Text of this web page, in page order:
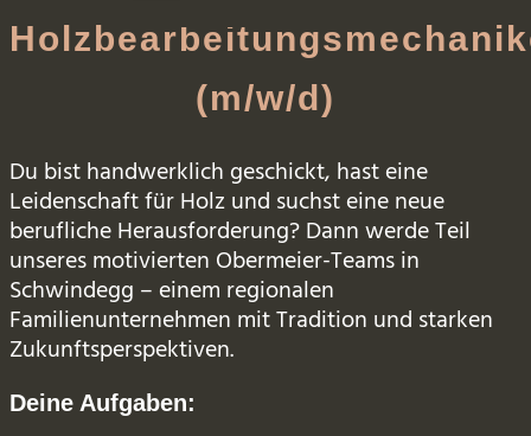
(m/w/d)
Du bist handwerklich geschickt, hast eine
Leidenschaft für Holz und suchst eine neue
berufliche Herausforderung? Dann werde Teil
unseres motivierten Obermeier-Teams in
Schwindegg – einem regionalen
Familienunternehmen mit Tradition und starken
Zukunftsperspektiven.
Deine Aufgaben: